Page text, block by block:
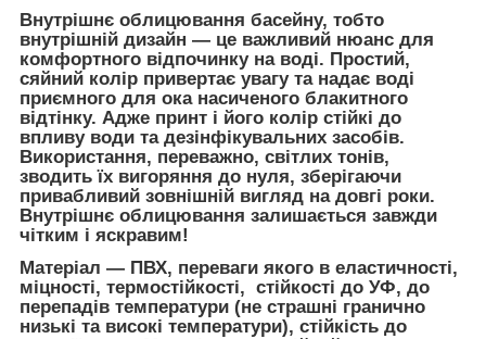
Внутрішнє облицювання басейну, тобто
внутрішній дизайн — це важливий нюанс для
комфортного відпочинку на воді. Простий,
сяйний колір привертає увагу та надає воді
приємного для ока насиченого блакитного
відтінку. Адже принт і його колір стійкі до
впливу води та дезінфікувальних засобів.
Використання, переважно, світлих тонів,
зводить їх вигоряння до нуля, зберігаючи
привабливий зовнішній вигляд на довгі роки.
Внутрішнє облицювання залишається завжди
чітким і яскравим!
Матеріал — ПВХ, переваги якого в еластичності,
міцності, термостійкості, стійкості до УФ, до
перепадів температури (не страшні гранично
низькі та високі температури), стійкість до